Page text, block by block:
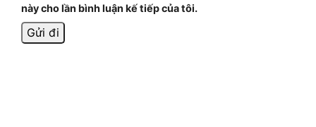
này cho lần bình luận kế tiếp của tôi.